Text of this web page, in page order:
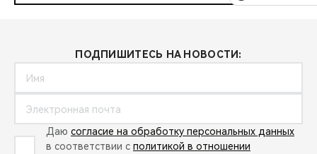
ПОДПИШИТЕСЬ НА НОВОСТИ:
Даю согласие на обработку персональных данных
в соответствии с политикой в отношении